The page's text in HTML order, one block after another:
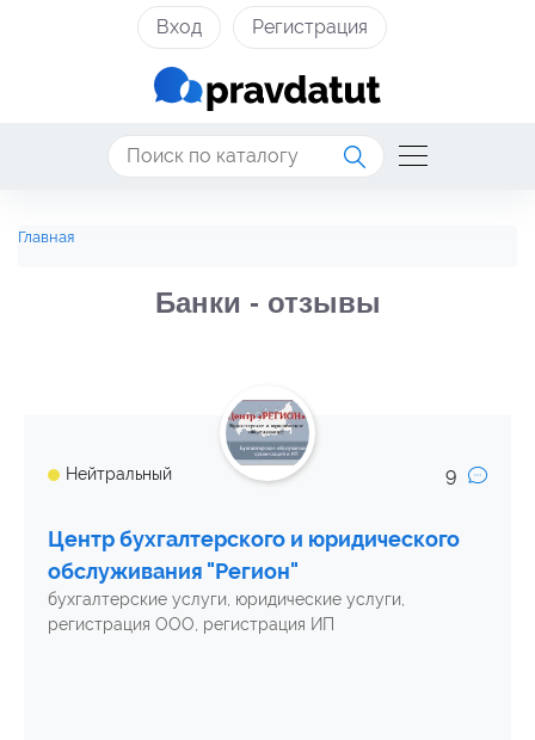
Вход Регистрация
Главная
Банки - отзывы
Нейтральный 9
Центр бухгалтерского и юридического
обслуживания "Регион"
бухгалтерские услуги, юридические услуги,
регистрация ООО, регистрация ИП